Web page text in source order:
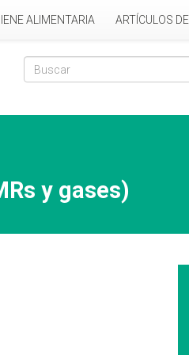
ALIMENTARIA ARTÍCULOS
Formulario de
y gases)